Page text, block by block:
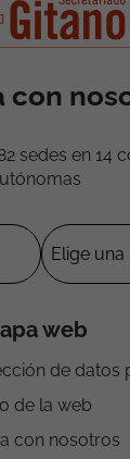
con
sedes en 14
web
de datos
de la web
con nosotros